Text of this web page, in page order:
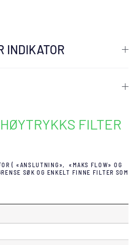
INDIKATOR
FILTER
( «ANSLUTNING», «MAKS FLOW» OG
SØK OG ENKELT FINNE FILTER SOM